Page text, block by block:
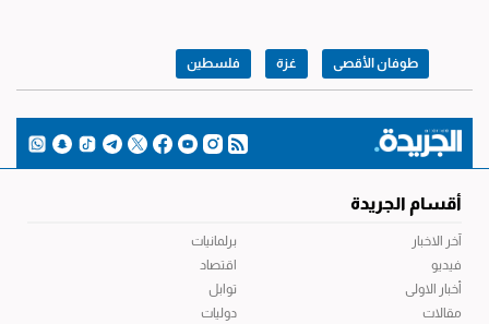
طوفان الأقصى غزة فلسطين
أقسام الجريدة
آخر الاخبار
فيديو
أخبار الاولى
مقالات
برلمانيات
اقتصاد
توابل
دوليات